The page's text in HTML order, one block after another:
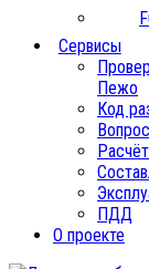
Сервисы
Пежо
Код
ПДД
О проекте